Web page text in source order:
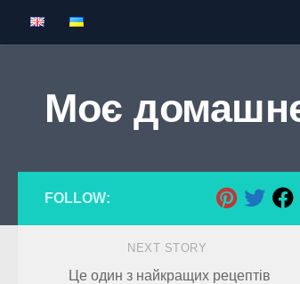
Skip to content
Моє
FOLLOW:
NEXT STORY
Це один з найкращих рецептів